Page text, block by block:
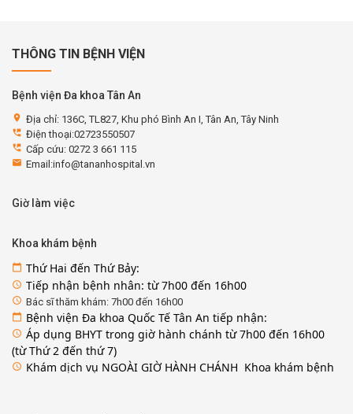
THÔNG TIN BỆNH VIỆN
Bệnh viện Đa khoa Tân An
location_on Địa chỉ: 136C, TL827, Khu phó Bình An I, Tân An, Tây Ninh
perm_phone_msg Điện thoại:02723550507
perm_phone_msg Cấp cứu: 0272 3 661 115
email Email:info@tananhospital.vn
Giờ làm việc
Khoa khám bệnh
calendar_today Thứ Hai đến Thứ Bảy:
access_time Tiếp nhận bệnh nhân: từ 7h00 đến 16h00
access_time Bác sĩ thăm khám: 7h00 đến 16h00
calendar_today Bệnh viện Đa khoa Quốc Tế Tân An tiếp nhận:
access_time Áp dụng BHYT trong giờ hành chánh từ 7h00 đến 16h00
(từ Thứ 2 đến thứ 7)
access_time Khám dịch vụ NGOÀI GIỜ HÀNH CHÁNH Khoa khám bệnh